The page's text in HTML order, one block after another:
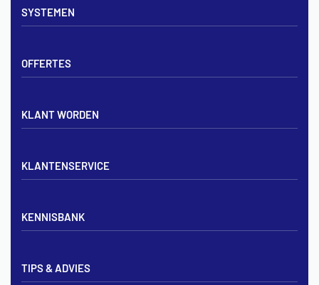
Verdelers
Noppenplaten
Draadmatten
SYSTEMEN
Noppenplaat systeem
OFFERTES
Offerte voor vloerverwarming
Vloerverwarming Tilburg
KLANT WORDEN
Aanmelden zakelijk
KLANTENSERVICE
Zakelijk aanmelden
Bezorgen & afhalen
Privacybeleid
KENNISBANK
Vloerverwarming en radiatoren
TIPS & ADVIES